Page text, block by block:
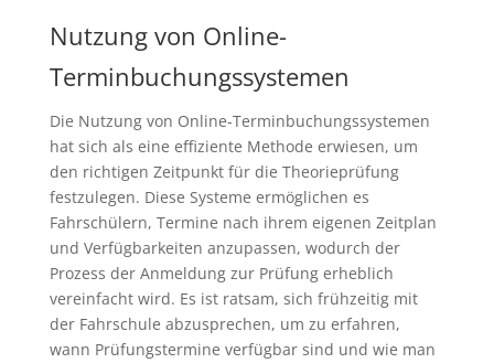
Nutzung von Online-
Terminbuchungssystemen
Die Nutzung von Online-Terminbuchungssystemen
hat sich als eine effiziente Methode erwiesen, um
den richtigen Zeitpunkt für die Theorieprüfung
festzulegen. Diese Systeme ermöglichen es
Fahrschülern, Termine nach ihrem eigenen Zeitplan
und Verfügbarkeiten anzupassen, wodurch der
Prozess der Anmeldung zur Prüfung erheblich
vereinfacht wird. Es ist ratsam, sich frühzeitig mit
der Fahrschule abzusprechen, um zu erfahren,
wann Prüfungstermine verfügbar sind und wie man